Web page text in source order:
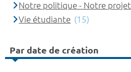
Notre politique - Notre
Vie étudiante (15)
Par date de création